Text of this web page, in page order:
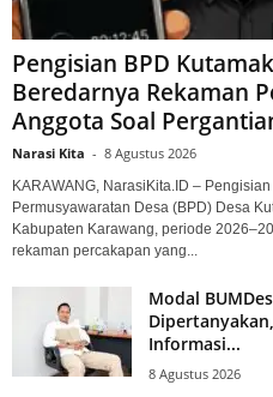
Pengisian BPD
Beredarnya Rekaman
Anggota Soal
Narasi Kita - 8 Agustus 2026
KARAWANG, NarasiKita.ID –
Permusyawaratan Desa (BPD) Desa
Kabupaten Karawang, periode
rekaman percakapan yang...
Modal
Informasi...
8 Agustus 2026